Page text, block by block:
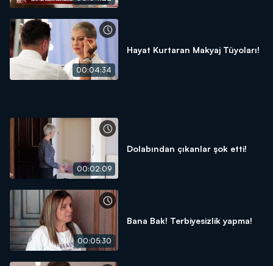
00:04:34
Hayat Kurtaran Makyaj Tüyoları!
00:02:09
Dolabından çıkanlar şok etti!
00:05:30
Bana Bak! Terbiyesizlik yapma!